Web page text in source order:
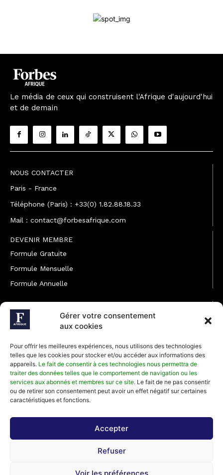
Gérer votre consentement
aux cookies
Pour offrir les meilleures expériences, nous utilisons des technologies
telles que les cookies pour stocker et/ou accéder aux informations des
appareils. Le fait de consentir à ces technologies nous permettra de
traiter des données telles que le comportement de navigation ou les
services aux abonnés et membres sur ce site. Le fait de ne pas consentir
ou de retirer son consentement peut avoir un effet négatif sur certaines
caractéristiques et fonctions.
Accepter
Refuser
Voir les préférences
Le média de ceux qui construisent l'Afrique d'aujourd'hui
et de demain
NOUS CONTACTER
Paris - France
Téléphone (Paris) : +33(0) 1.82.88.18.33
Mail : contact@forbesafrique.com
DEVENIR MEMBRE
Formule Gratuite
Formule Mensuelle
Formule Annuelle
JOINDRE L'ÉQUIPE
Rédaction
Développement commercial
Communiquer avec Forbes Afrique
Média Kit 2026
Abonnez-vous à la newsletter de Forbes Afrique et recevez
régulièrement nos meilleurs articles